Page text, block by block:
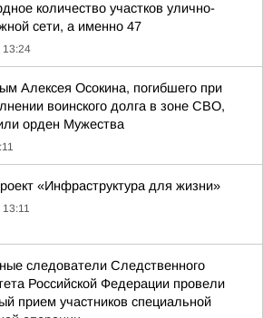
количество участков улично-
сети, а именно 47
13:24
Алексея Осокина, погибшего при
воинского долга в зоне СВО,
орден Мужества
«Инфраструктура для жизни»
13:11
следователи Следственного
Российской Федерации провели
прием участников специальной